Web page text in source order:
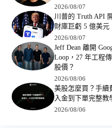
2026/08/07
川普的 Truth API
財庫巨虧 5 億美元
2026/08/07
Jeff Dean 離開
Loop，27 年工程
股價？
2026/08/06
美股怎麼買？手續
入金到下單完整教
2026/08/06